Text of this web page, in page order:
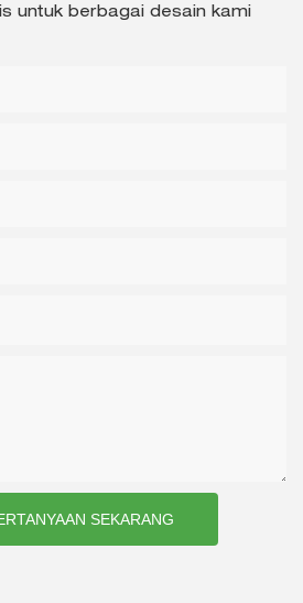
untuk berbagai desain kami
SEKARANG